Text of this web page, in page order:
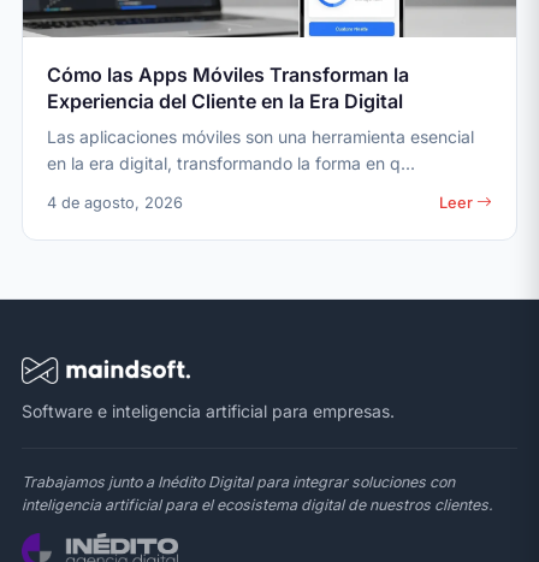
Cómo las Apps Móviles Transforman la
Experiencia del Cliente en la Era Digital
Las aplicaciones móviles son una herramienta esencial
en la era digital, transformando la forma en q...
4 de agosto, 2026 Leer
Software e inteligencia artificial para empresas.
Trabajamos junto a Inédito Digital para integrar soluciones con
inteligencia artificial para el ecosistema digital de nuestros clientes.